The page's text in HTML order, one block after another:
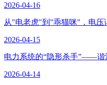
2026-04-16
从"电老虎"到"乖猫咪"，电压
2026-04-15
电力系统的“隐形杀手”——谐
2026-04-14